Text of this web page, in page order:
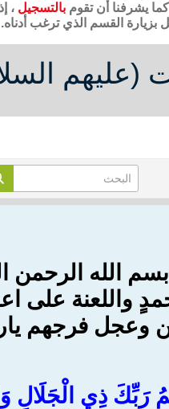
كما يشرفنا أن تقوم بالتسجيل ،
بزيارة القسم الذي ترغب أدناه.
(عليهم
بسم الله الرحمن
واللعنة على
وعجل فرجهم
ذِي الْجَلَالِ